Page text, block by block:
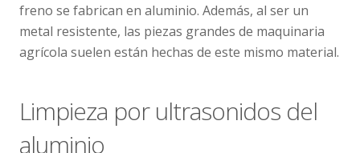
freno se fabrican en aluminio. Además, al ser un
metal resistente, las piezas grandes de maquinaria
agrícola suelen están hechas de este mismo material.
Limpieza por ultrasonidos del
aluminio